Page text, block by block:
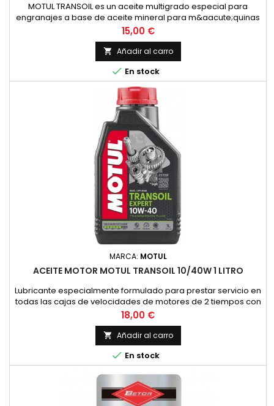
MOTUL TRANSOIL es un aceite multigrado especial para
engranajes a base de aceite mineral para m&aacute;quinas
de dos tiempos con lubricaci&oacute;n separada de los
engranajes. Corresponde a la recomendaci&oacute;n de
YAMAHA para estas transmisiones.ESPECIFICACIONES /
NORMAS:NORMAS: SAE 10W-30VENTAJAS ESPECIALES:- Permite
un cambio de marchas f&aacute;cil...
Precio
15,00 €
 Añadir al carro
 En stock
MARCA: MOTUL
ACEITE MOTOR MOTUL TRANSOIL 10/40W 1 LITRO
Lubricante especialmente formulado para prestar servicio en
todas las cajas de velocidades de motores de 2 tiempos con
embrague sumergido, donde el constructor recomienda un
lubricante de viscosidad SAE 10W40 y API GL4. (HONDA,
YAMAHA, SUZUKI, KAWASAKI, ETC.).Asimismo, es
recomendable su uso en todos los grupos de finales de
ciclomotores y scooters con...
Precio
18,00 €
 Añadir al carro
 En stock